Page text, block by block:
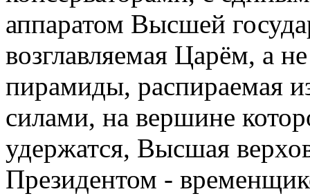
аппаратом Высшей
возглавляемая Царём, а
пирамиды, распираемая
силами, на вершине
удержатся, Высшая
Президентом -